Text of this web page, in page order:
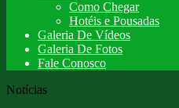
Como Chegar
Hotéis e Pousadas
Galeria De Vídeos
Galeria De Fotos
Fale Conosco
Notícias